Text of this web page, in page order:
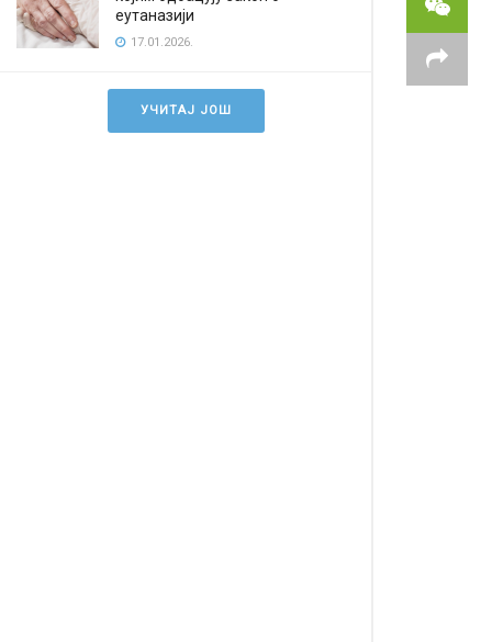
еутаназији
17.01.2026.
УЧИТАЈ ЈОШ